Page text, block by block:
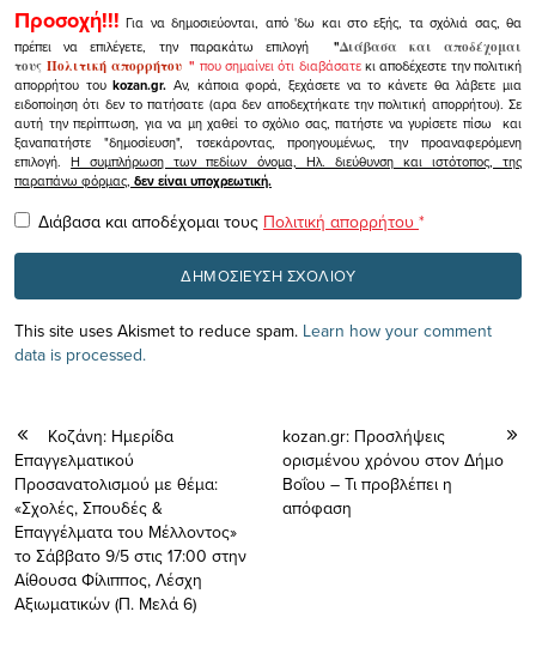
Προσοχή!!! Για να δημοσιεύονται, από 'δω και στο εξής, τα σχόλιά σας, θα
πρέπει να επιλέγετε, την παρακάτω επιλογή
"Διάβασα και αποδέχομαι
τουςΠολιτική απορρήτου" που σημαίνει ότι διαβάσατεκι αποδέχεστε την πολιτική
απορρήτου τουkozan.gr. Αν, κάποια φορά, ξεχάσετε να το κάνετε θα λάβετε μια
ειδοποίηση ότι δεν το πατήσατε (αρα δεν αποδεχτήκατε την πολιτική απορρήτου). Σε
αυτή την περίπτωση, για να μη χαθεί το σχόλιο σας, πατήστε να γυρίσετε πίσω και
ξαναπατήστε "δημοσίευση", τσεκάροντας, προηγουμένως, την προαναφερόμενη
επιλογή.Η συμπλήρωση των πεδίων όνομα, Ηλ. διεύθυνση και ιστότοπος, της
παραπάνω φόρμας, δεν είναι υποχρεωτική.
Διάβασα και αποδέχομαι τους Πολιτική απορρήτου *
This site uses Akismet to reduce spam. Learn how your comment
data is processed.
Κοζάνη: Ημερίδα
Επαγγελματικού
Προσανατολισμού με θέμα:
«Σχολές, Σπουδές &
Επαγγέλματα του Μέλλοντος»
το Σάββατο 9/5 στις 17:00 στην
Αίθουσα Φίλιππος, Λέσχη
Αξιωματικών (Π. Μελά 6)
kozan.gr: Προσλήψεις
ορισμένου χρόνου στον Δήμο
Βοΐου – Τι προβλέπει η
απόφαση